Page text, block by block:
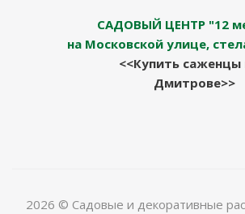
САДОВЫЙ ЦЕНТР "12
на Московской улице,
<<Купить саженцы и
Дмитрове>>
2026 © Садовые и декоративные